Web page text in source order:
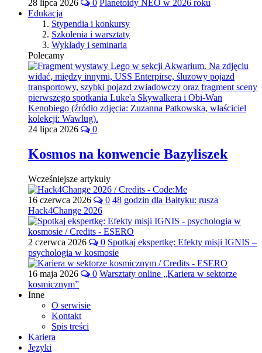
28 lipca 2026 0 Planetoidy NEO w 2026 roku
Edukacja
Stypendia i konkursy
Szkolenia i warsztaty
Wykłady i seminaria
Polecamy
24 lipca 2026 0
Kosmos na konwencie Bazyliszek
Wcześniejsze artykuły
16 czerwca 2026 0 48 godzin dla Bałtyku: rusza
Hack4Change 2026
2 czerwca 2026 0 Spotkaj ekspertkę: Efekty misji IGNIS –
psychologia w kosmosie
16 maja 2026 0 Warsztaty online „Kariera w sektorze
kosmicznym”
Inne
O serwisie
Kontakt
Spis treści
Kariera
Języki